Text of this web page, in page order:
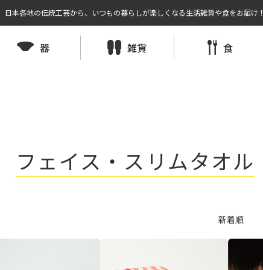
日本各地の伝統工芸から、いつもの暮らしが楽しくなる生活雑貨や食をお届け！
器 雑貨 食
フェイス・スリムタオル